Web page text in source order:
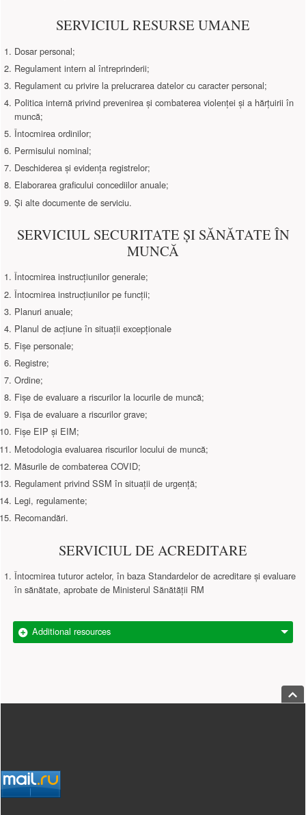
SERVICIUL RESURSE UMANE
Dosar personal;
Regulament intern al întreprinderii;
Regulament cu privire la prelucrarea datelor cu caracter personal;
Politica internă privind prevenirea și combaterea violenței și a hărțuirii în
muncă;
Întocmirea ordinilor;
Permisului nominal;
Deschiderea și evidența registrelor;
Elaborarea graficului concediilor anuale;
Și alte documente de serviciu.
SERVICIUL SECURITATE ȘI SĂNĂTATE ÎN
MUNCĂ
Întocmirea instrucțiunilor generale;
Întocmirea instrucțiunilor pe funcții;
Planuri anuale;
Planul de acțiune în situații excepționale
Fișe personale;
Registre;
Ordine;
Fișe de evaluare a riscurilor la locurile de muncă;
Fișa de evaluare a riscurilor grave;
Fișe EIP și EIM;
Metodologia evaluarea riscurilor locului de muncă;
Măsurile de combaterea COVID;
Regulament privind SSM în situații de urgență;
Legi, regulamente;
Recomandări.
SERVICIUL DE ACREDITARE
Întocmirea tuturor actelor, în baza Standardelor de acreditare și evaluare
în sănătate, aprobate de Ministerul Sănătății RM
Additional resources